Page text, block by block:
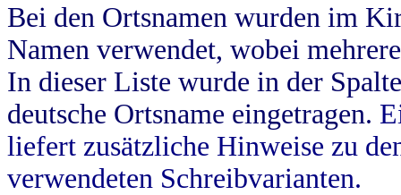
Bei den Ortsnamen wurden im
Namen verwendet, wobei
In dieser Liste wurde in der
deutsche Ortsname eingetragen.
liefert zusätzliche Hinweise zu
verwendeten Schreibvarianten.